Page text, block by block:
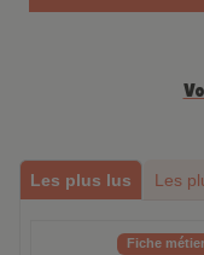
Les plus lus Les
Fiche métier